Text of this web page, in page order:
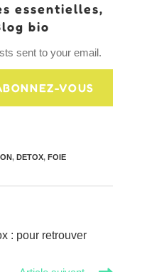
essentielles,
bio
sent to your email.
VOUS
, DETOX, FOIE
: pour retrouver